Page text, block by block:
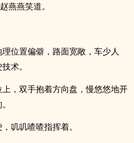
燕燕笑道。
位置偏僻，路面宽敞，车少人
术。
，双手抱着方向盘，慢悠悠地开
叽叽喳喳指挥着。